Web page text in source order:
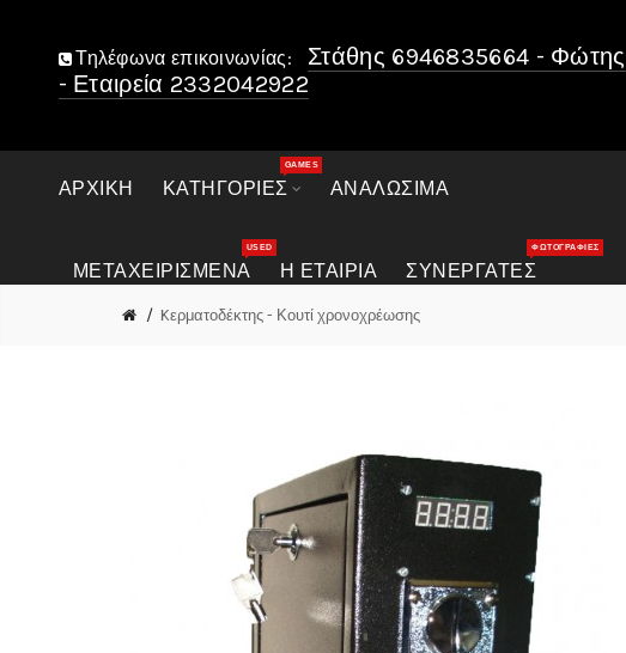
Τηλέφωνα επικοινωνίας:
Στάθης 6946835664 -
- Εταιρεία 2332042922
ΑΡΧΙΚΉ ΚΑΤΗΓΟΡΊΕΣ
GAMES
ΑΝΑΛΏΣΙΜΑ
ΜΕΤΑΧΕΙΡΙΣΜΈΝΑ
USED
Η ΕΤΑΙΡΊΑ ΣΥΝΕΡΓΆΤΕΣ
ΦΩΤΟΓΡΑΦΙΕΣ
Kερματοδέκτης - Κουτί χρονοχρέωσης